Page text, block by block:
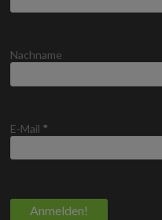
Nachname
E-Mail *